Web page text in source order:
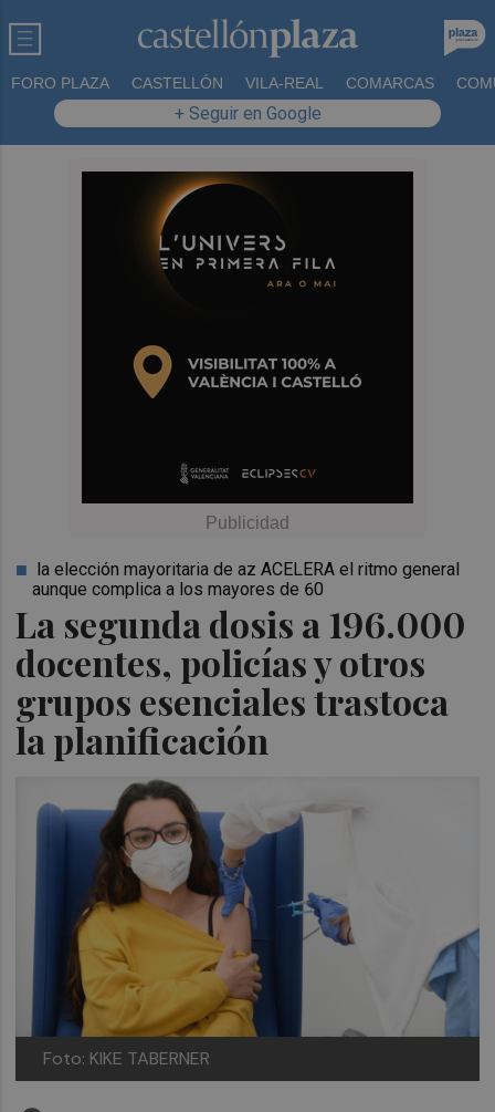
FORO PLAZA CASTELLÓN VILA-REAL COMARCAS
+ Seguir en Google
La segunda dosis a 196.000
docentes, policías y otros
grupos esenciales trastoca
la planificación
la elección mayoritaria de az ACELERA el ritmo general
aunque complica a los mayores de 60
Foto: KIKE TABERNER